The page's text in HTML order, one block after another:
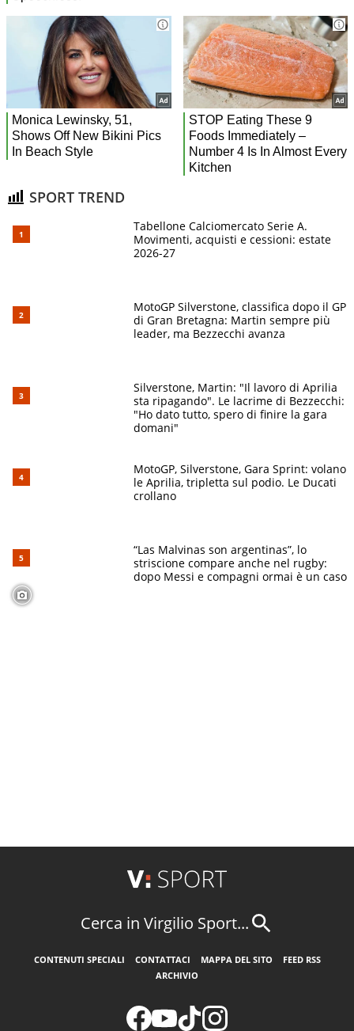
SPORT TREND
Tabellone Calciomercato Serie A.
Movimenti, acquisti e cessioni: estate
2026-27
MotoGP Silverstone, classifica dopo il GP
di Gran Bretagna: Martin sempre più
leader, ma Bezzecchi avanza
Silverstone, Martin: "Il lavoro di Aprilia
sta ripagando". Le lacrime di Bezzecchi:
"Ho dato tutto, spero di finire la gara
domani"
MotoGP, Silverstone, Gara Sprint: volano
le Aprilia, tripletta sul podio. Le Ducati
crollano
“Las Malvinas son argentinas”, lo
striscione compare anche nel rugby:
dopo Messi e compagni ormai è un caso
Cerca in Virgilio Sport...
CONTENUTI SPECIALI CONTATTACI MAPPA DEL SITO
FEED RSS
ARCHIVIO